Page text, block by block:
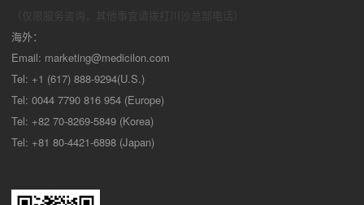
海外：
Email: marketing@medicilon.com
Tel: +1 (617) 888-9294(U.S.)
Tel: 0044 7790 816 954 (Europe)
Tel: +82 70-8269-5849 (Korea)
Tel: +81 80-4421-6898 (Japan)